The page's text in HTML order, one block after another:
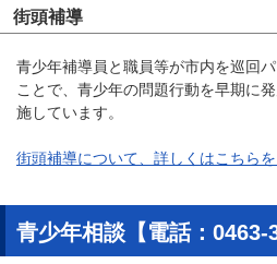
街頭補導
青少年補導員と職員等が市内を巡回
ことで、青少年の問題行動を早期に
施しています。
街頭補導について、詳しくはこちらを
青少年相談【電話：0463-